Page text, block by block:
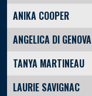
ANIKA COOPER
ANGELICA DI GENOVA
TANYA MARTINEAU
LAURIE SAVIGNAC